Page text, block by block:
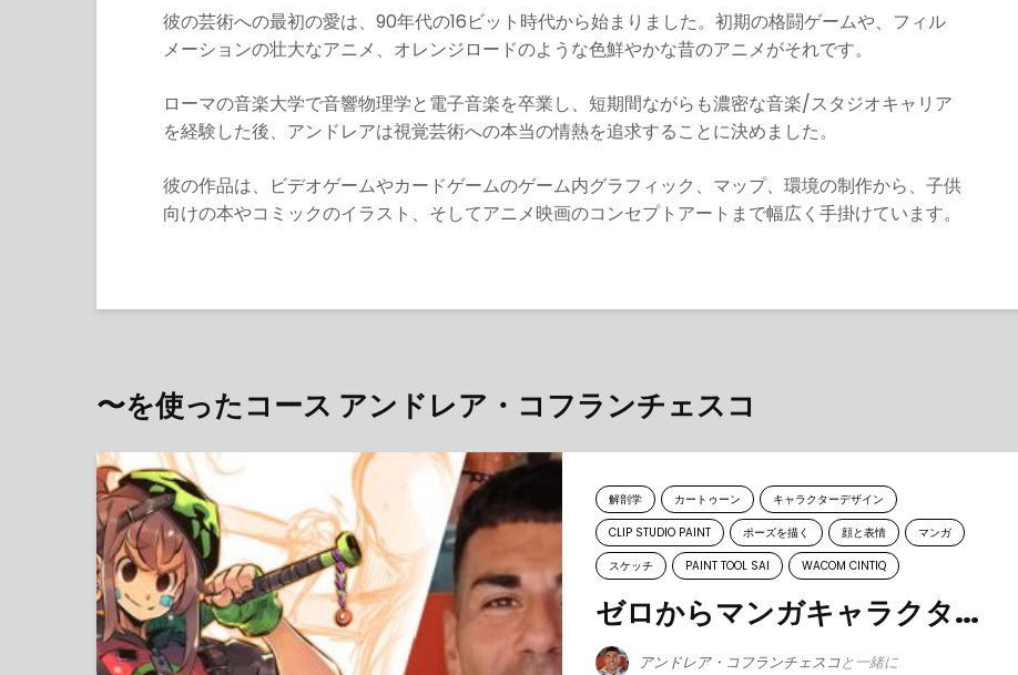
彼の芸術への最初の愛は、90年代の16ビット時代から始まりました。初期の格闘ゲームや、フィル
メーションの壮大なアニメ、オレンジロードのような色鮮やかな昔のアニメがそれです。
ローマの音楽大学で音響物理学と電子音楽を卒業し、短期間ながらも濃密な音楽/スタジオキャリア
を経験した後、アンドレアは視覚芸術への本当の情熱を追求することに決めました。
彼の作品は、ビデオゲームやカードゲームのゲーム内グラフィック、マップ、環境の制作から、子供
向けの本やコミックのイラスト、そしてアニメ映画のコンセプトアートまで幅広く手掛けています。
〜を使ったコース アンドレア・コフランチェスコ
解剖学 カートゥーン
キャラクターデザイン
CLIP STUDIO PAINT
ポーズを描く 顔と表情
マンガ
スケッチ
PAINT TOOL SAI WACOM CINTIQ
ゼロからマンガキャラクターを描く
アンドレア・コフランチェスコと一緒に